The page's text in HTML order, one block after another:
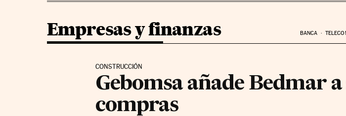
Empresas y finanzas BANCA
CONSTRUCCIÓN
Gebomsa añade Bedmar
compras